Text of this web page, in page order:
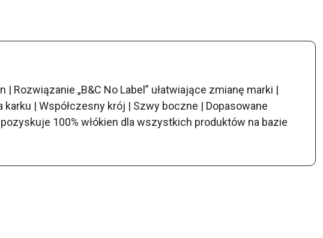
Rozwiązanie „B&C No Label” ułatwiające zmianę marki |
| Współczesny krój | Szwy boczne | Dopasowane
100% włókien dla wszystkich produktów na bazie